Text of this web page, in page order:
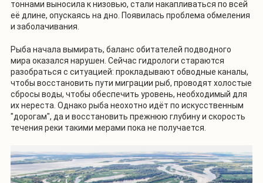
тоннами выносила к низовью, стали накапливаться по всей
её длине, опускаясь на дно. Появилась проблема обмеления
и заболачивания.
Рыба начала вымирать, баланс обитателей подводного
мира оказался нарушен. Сейчас гидрологи стараются
разобраться с ситуацией: прокладывают обводные каналы,
чтобы восстановить пути миграции рыб, проводят холостые
сбросы воды, чтобы обеспечить уровень, необходимый для
их нереста. Однако рыба неохотно идёт по искусственным
"дорогам", да и восстановить прежнюю глубину и скорость
течения реки такими мерами пока не получается.